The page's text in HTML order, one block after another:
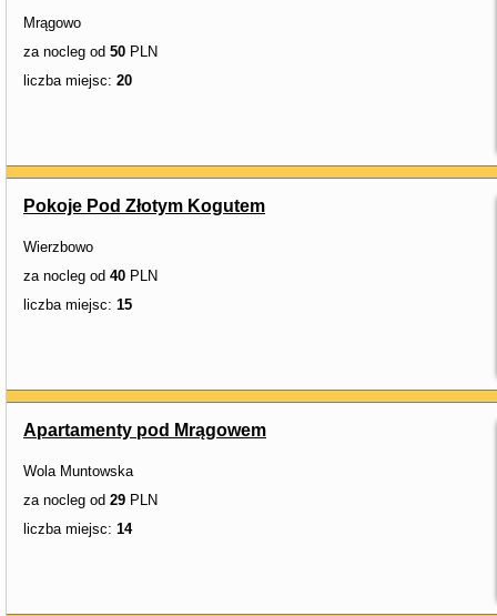
Mrągowo
za nocleg od 50 PLN
liczba miejsc: 20
Pokoje Pod Złotym Kogutem
Wierzbowo
za nocleg od 40 PLN
liczba miejsc: 15
Apartamenty pod Mrągowem
Wola Muntowska
za nocleg od 29 PLN
liczba miejsc: 14